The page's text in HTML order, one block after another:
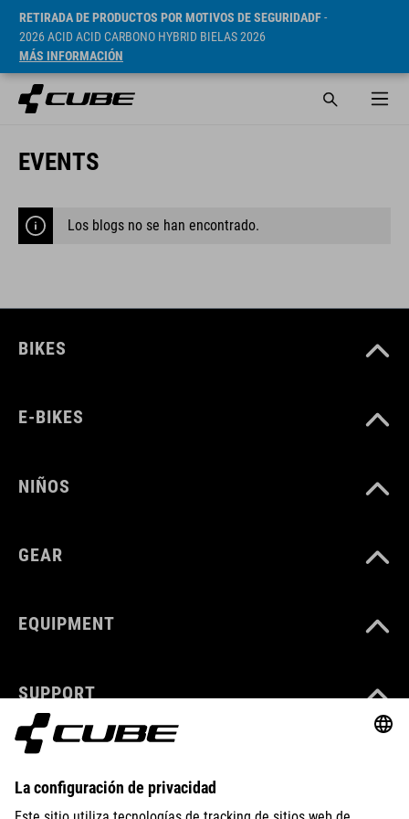
RETIRADA DE PRODUCTOS POR MOTIVOS DE SEGURIDADF-
2026 ACID ACID CARBONO HYBRID BIELAS 2026
MÁS INFORMACIÓN
EVENTS
Los blogs no se han encontrado.
BIKES
E-BIKES
NIÑOS
GEAR
EQUIPMENT
SUPPORT
ABOUT US